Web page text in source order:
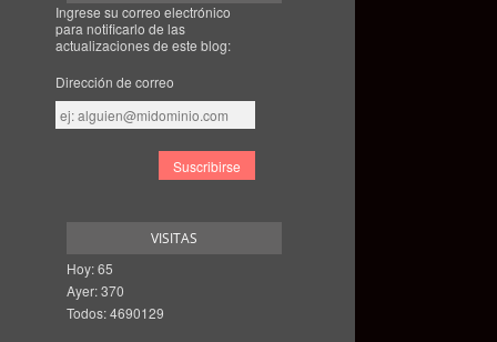
Ingrese su correo electrónico
para notificarlo de las
actualizaciones de este blog:
Dirección de correo
Dirección
de
VISITAS
Hoy: 65
Ayer: 370
Todos: 4690129